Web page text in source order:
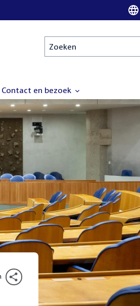
Zoeken
Contact en bezoek